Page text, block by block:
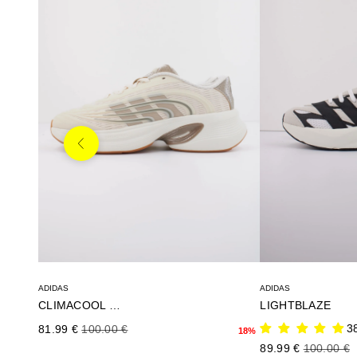
ADIDAS
Precio de oferta
81.99 €Precio normal
100.00 € 18%
ADIDAS
LIGHTBLAZE
Precio de oferta
89.99 €Precio
100.00 €
Anterior